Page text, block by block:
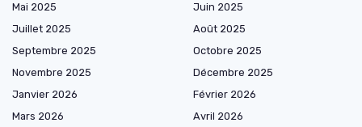
Mai 2025
Juin 2025
Juillet 2025
Août 2025
Septembre 2025
Octobre 2025
Novembre 2025
Décembre 2025
Janvier 2026
Février 2026
Mars 2026
Avril 2026